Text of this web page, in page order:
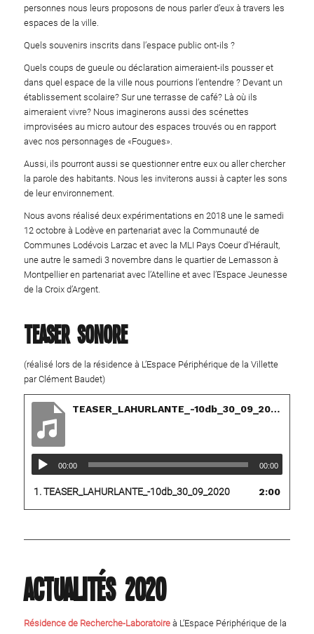
personnes nous leurs proposons de nous parler d’eux à travers les
espaces de la ville.
Quels souvenirs inscrits dans l’espace public ont-ils ?
Quels coups de gueule ou déclaration aimeraient-ils pousser et
dans quel espace de la ville nous pourrions l’entendre ? Devant un
établissement scolaire? Sur une terrasse de café? Là où ils
aimeraient vivre? Nous imaginerons aussi des scénettes
improvisées au micro autour des espaces trouvés ou en rapport
avec nos personnages de «Fougues».
Aussi, ils pourront aussi se questionner entre eux ou aller chercher
la parole des habitants. Nous les inviterons aussi à capter les sons
de leur environnement.
Nous avons réalisé deux expérimentations en 2018 une le samedi
12 octobre à Lodève en partenariat avec la Communauté de
Communes Lodévois Larzac et avec la MLI Pays Coeur d’Hérault,
une autre le samedi 3 novembre dans le quartier de Lemasson à
Montpellier en partenariat avec l’Atelline et avec l’Espace Jeunesse
de la Croix d’Argent.
Teaser sonore
(réalisé lors de la résidence à L’Espace Périphérique de la Villette
par Clément Baudet)
TEASER_LAHURLANTE_-10db_30_09_2020
00:00 00:00
1.TEASER_LAHURLANTE_-10db_30_09_2020 2:00
Actualités 2020
Résidence de Recherche-Laboratoireà L’Espace Périphérique de la